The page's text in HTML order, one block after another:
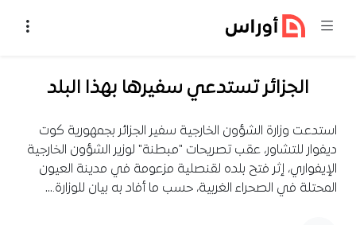
الجزائر تستدعي سفيرها بهذا البلد
استدعت وزارة الشؤون الخارجية سفير الجزائر بجمهورية كوت
ديفوار للتشاور، عقب تصريحات "مبطنة" لوزير الشؤون الخارجية
الإيفواري، إثر فتح بلده لقنصلية مزعومة في مدينة العيون
المحتلة في الصحراء الغربية، حسب ما أفاد به بيان للوزارة.…